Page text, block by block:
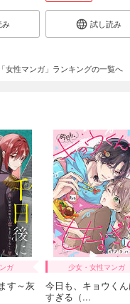
み 試し読み
「女性マンガ」ランキングの一覧へ
ガ
す～灰
少女・女性マンガ
今日も、キョウく
すぎる（...